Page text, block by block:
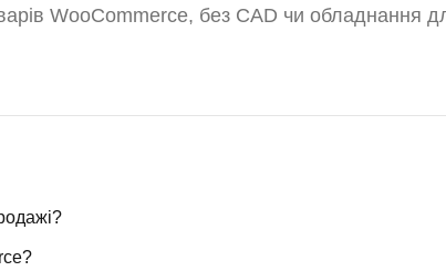
WooCommerce, без CAD чи обладнання